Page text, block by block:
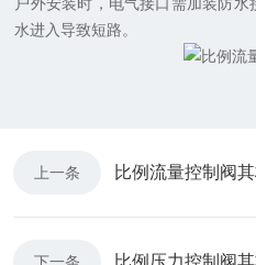
水进入导致短路。
上一条